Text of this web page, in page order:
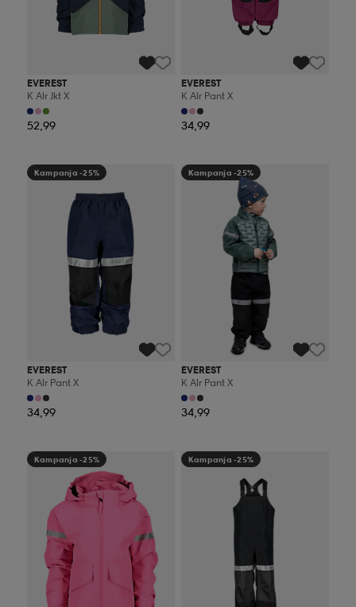
EVEREST
K Alr Jkt X
52,99
EVEREST
K Alr Pant X
34,99
Kampanja -25%
EVEREST
K Alr Pant X
34,99
Kampanja -25%
EVEREST
K Alr Pant X
34,99
Kampanja -25% Kampanja -25%